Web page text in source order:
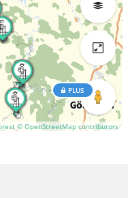
© OpenStreetMap contributors
PLUS